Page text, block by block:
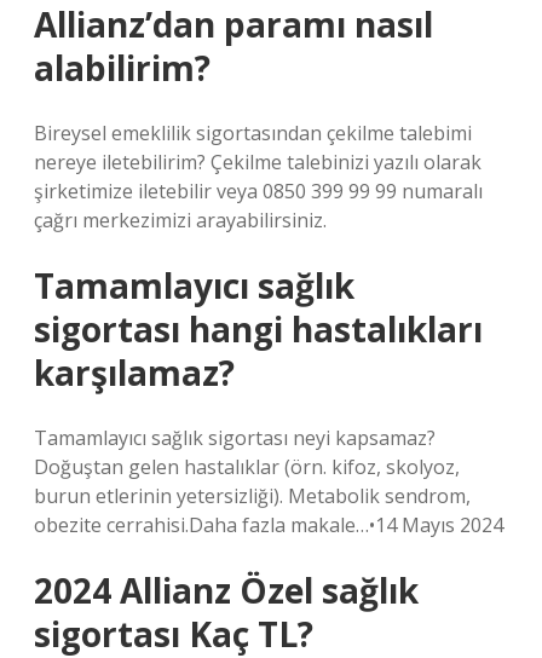
Allianz’dan paramı nasıl
alabilirim?
Bireysel emeklilik sigortasından çekilme talebimi
nereye iletebilirim? Çekilme talebinizi yazılı olarak
şirketimize iletebilir veya 0850 399 99 99 numaralı
çağrı merkezimizi arayabilirsiniz.
Tamamlayıcı sağlık
sigortası hangi hastalıkları
karşılamaz?
Tamamlayıcı sağlık sigortası neyi kapsamaz?
Doğuştan gelen hastalıklar (örn. kifoz, skolyoz,
burun etlerinin yetersizliği). Metabolik sendrom,
obezite cerrahisi.Daha fazla makale…•14 Mayıs 2024
2024 Allianz Özel sağlık
sigortası Kaç TL?